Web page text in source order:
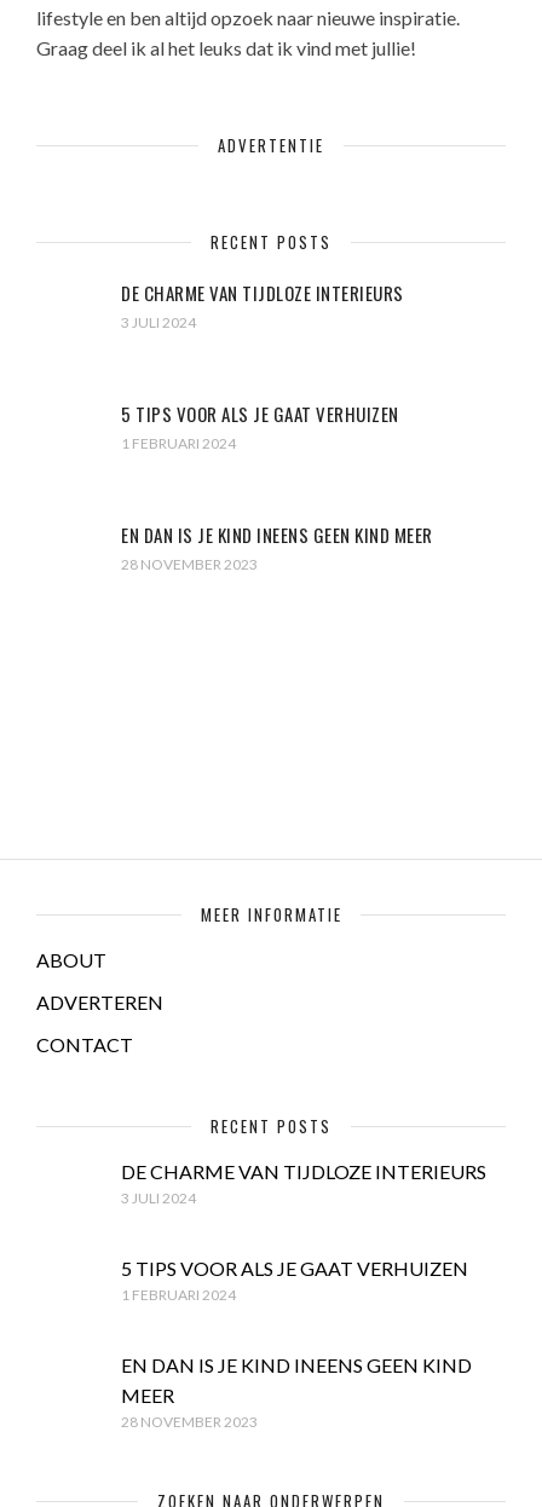
lifestyle en ben altijd opzoek naar nieuwe inspiratie.
Graag deel ik al het leuks dat ik vind met jullie!
ADVERTENTIE
RECENT POSTS
DE CHARME VAN TIJDLOZE INTERIEURS
3 JULI 2024
5 TIPS VOOR ALS JE GAAT VERHUIZEN
1 FEBRUARI 2024
EN DAN IS JE KIND INEENS GEEN KIND MEER
28 NOVEMBER 2023
MEER INFORMATIE
ABOUT
ADVERTEREN
CONTACT
RECENT POSTS
DE CHARME VAN TIJDLOZE INTERIEURS
3 JULI 2024
5 TIPS VOOR ALS JE GAAT VERHUIZEN
1 FEBRUARI 2024
EN DAN IS JE KIND INEENS GEEN KIND
MEER
28 NOVEMBER 2023
ZOEKEN NAAR ONDERWERPEN